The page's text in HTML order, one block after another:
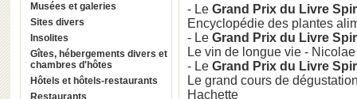
Musées et galeries
Sites divers
Insolites
Gîtes, hébergements divers et
chambres d'hôtes
Hôtels et hôtels-restaurants
Restaurants
- Le Grand Prix du Livre
Encyclopédie des plantes
- Le Grand Prix du Livre
Le vin de longue vie -
- Le Grand Prix du Livre
Le grand cours de
Hachette